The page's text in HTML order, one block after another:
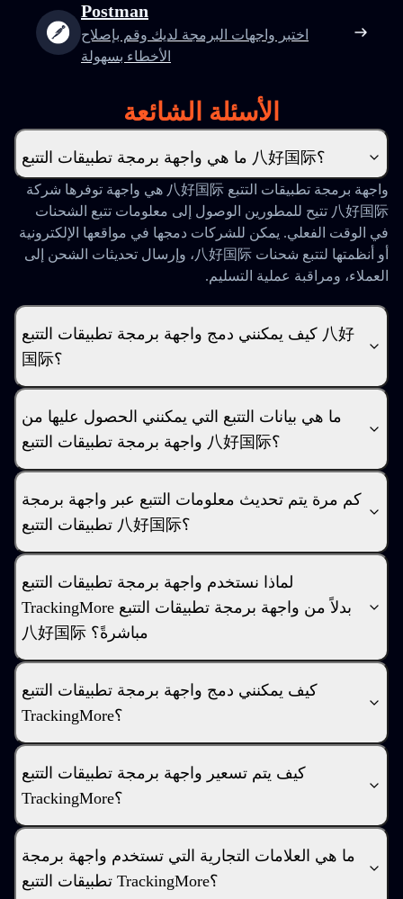
Postman
اختبر واجهات البرمجة لديك وقم بإصلاح
الأخطاء بسهولة
الأسئلة الشائعة
ما هي واجهة برمجة تطبيقات التتبع 八好国际؟
واجهة برمجة تطبيقات التتبع 八好国际 هي واجهة توفرها شركة
八好国际 تتيح للمطورين الوصول إلى معلومات تتبع الشحنات
في الوقت الفعلي. يمكن للشركات دمجها في مواقعها الإلكترونية
أو أنظمتها لتتبع شحنات 八好国际، وإرسال تحديثات الشحن إلى
العملاء، ومراقبة عملية التسليم.
كيف يمكنني دمج واجهة برمجة تطبيقات التتبع 八好
国际؟
ما هي بيانات التتبع التي يمكنني الحصول عليها من
واجهة برمجة تطبيقات التتبع 八好国际؟
كم مرة يتم تحديث معلومات التتبع عبر واجهة برمجة
تطبيقات التتبع 八好国际؟
لماذا نستخدم واجهة برمجة تطبيقات التتبع
TrackingMore بدلاً من واجهة برمجة تطبيقات التتبع
八好国际 مباشرةً؟
كيف يمكنني دمج واجهة برمجة تطبيقات التتبع
TrackingMore؟
كيف يتم تسعير واجهة برمجة تطبيقات التتبع
TrackingMore؟
ما هي العلامات التجارية التي تستخدم واجهة برمجة
تطبيقات التتبع TrackingMore؟